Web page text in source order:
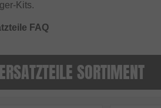
Kits.
FAQ
SORTIMENT